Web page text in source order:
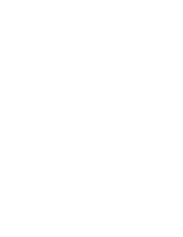
this website, you accept that cookies